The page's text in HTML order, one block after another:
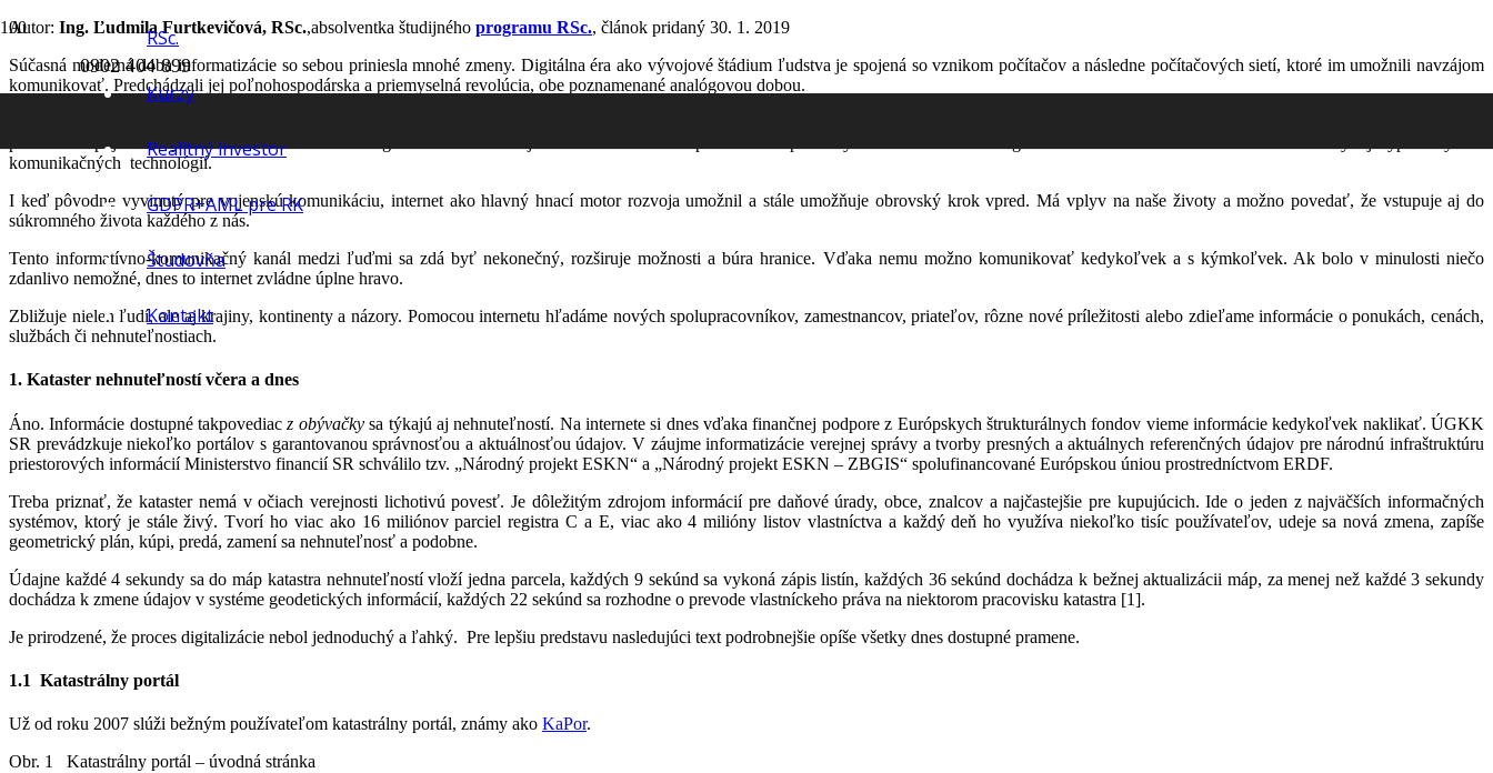
0902 404 899
RSc.
Kurzy
Realitný investor
GDPR+AML pre RK
Študovňa
Kontakt
Autor: Ing. Ľudmila Furtkevičová, RSc.,absolventka študijného programu RSc., článok pridaný 30. 1. 2019
Súčasná moderná doba informatizácie so sebou priniesla mnohé zmeny. Digitálna éra ako vývojové štádium ľudstva je spojená so vznikom počítačov a následne počítačových sietí, ktoré im umožnili navzájom
komunikovať. Predchádzali jej poľnohospodárska a priemyselná revolúcia, obe poznamenané analógovou dobou.
pretekoch Spojené štáty neniesli ľahko a založili organizáciu ARPA. Jej hlavnou úlohou bolo predchádzať podobným udalostiam. Táto organizácia bola okrem vesmíru zameraná na vývoj výpočtových a
komunikačných technológií.
I keď pôvodne vyvinutý pre vojenskú komunikáciu, internet ako hlavný hnací motor rozvoja umožnil a stále umožňuje obrovský krok vpred. Má vplyv na naše životy a možno povedať, že vstupuje aj do
súkromného života každého z nás.
Tento informatívno-komunikačný kanál medzi ľuďmi sa zdá byť nekonečný, rozširuje možnosti a búra hranice. Vďaka nemu možno komunikovať kedykoľvek a s kýmkoľvek. Ak bolo v minulosti niečo
zdanlivo nemožné, dnes to internet zvládne úplne hravo.
Zbližuje nielen ľudí, ale aj krajiny, kontinenty a názory. Pomocou internetu hľadáme nových spolupracovníkov, zamestnancov, priateľov, rôzne nové príležitosti alebo zdieľame informácie o ponukách, cenách,
službách či nehnuteľnostiach.
1. Kataster nehnuteľností včera a dnes
Áno. Informácie dostupné takpovediacz obývačkysa týkajú aj nehnuteľností. Na internete si dnes vďaka finančnej podpore z Európskych štrukturálnych fondov vieme informácie kedykoľvek naklikať. ÚGKK
SR prevádzkuje niekoľko portálov s garantovanou správnosťou a aktuálnosťou údajov. V záujme informatizácie verejnej správy a tvorby presných a aktuálnych referenčných údajov pre národnú infraštruktúru
priestorových informácií Ministerstvo financií SR schválilo tzv. „Národný projekt ESKN“ a „Národný projekt ESKN – ZBGIS“ spolufinancované Európskou úniou prostredníctvom ERDF.
Treba priznať, že kataster nemá v očiach verejnosti lichotivú povesť. Je dôležitým zdrojom informácií pre daňové úrady, obce, znalcov a najčastejšie pre kupujúcich. Ide o jeden z najväčších informačných
systémov, ktorý je stále živý. Tvorí ho viac ako 16 miliónov parciel registra C a E, viac ako 4 milióny listov vlastníctva a každý deň ho využíva niekoľko tisíc používateľov, udeje sa nová zmena, zapíše
geometrický plán, kúpi, predá, zamení sa nehnuteľnosť a podobne.
Údajne každé 4 sekundy sa do máp katastra nehnuteľností vloží jedna parcela, každých 9 sekúnd sa vykoná zápis listín, každých 36 sekúnd dochádza k bežnej aktualizácii máp, za menej než každé 3 sekundy
dochádza k zmene údajov v systéme geodetických informácií, každých 22 sekúnd sa rozhodne o prevode vlastníckeho práva na niektorom pracovisku katastra [1].
Je prirodzené, že proces digitalizácie nebol jednoduchý a ľahký. Pre lepšiu predstavu nasledujúci text podrobnejšie opíše všetky dnes dostupné pramene.
1.1 Katastrálny portál
Už od roku 2007 slúži bežným používateľom katastrálny portál, známy ako KaPor.
Obr. 1 Katastrálny portál – úvodná stránka